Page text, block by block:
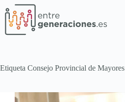
Etiqueta Consejo Provincial de Mayores